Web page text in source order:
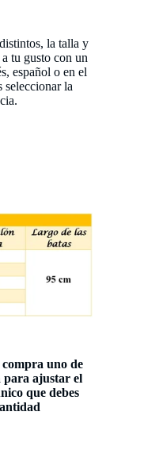
la talla y
tu gusto con un
español o en el
seleccionar la
uno de
para ajustar el
que debes